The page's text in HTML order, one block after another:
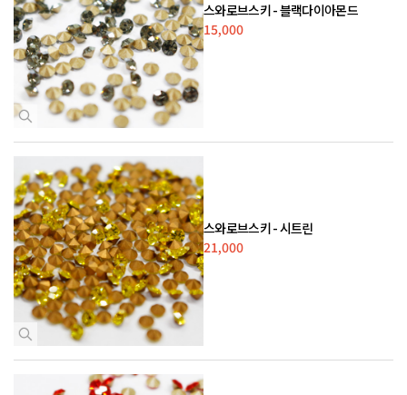
스와로브스키 - 블랙다이아몬드
15,000
스와로브스키 - 시트린
21,000